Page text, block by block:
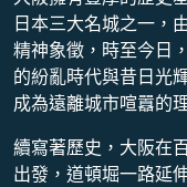
日本三大名城之一，
精神象徵，時至今日
的紛亂時代與昔日光
成為遠離城市喧囂的
續寫著歷史，大阪在
出發，道頓堀一路延